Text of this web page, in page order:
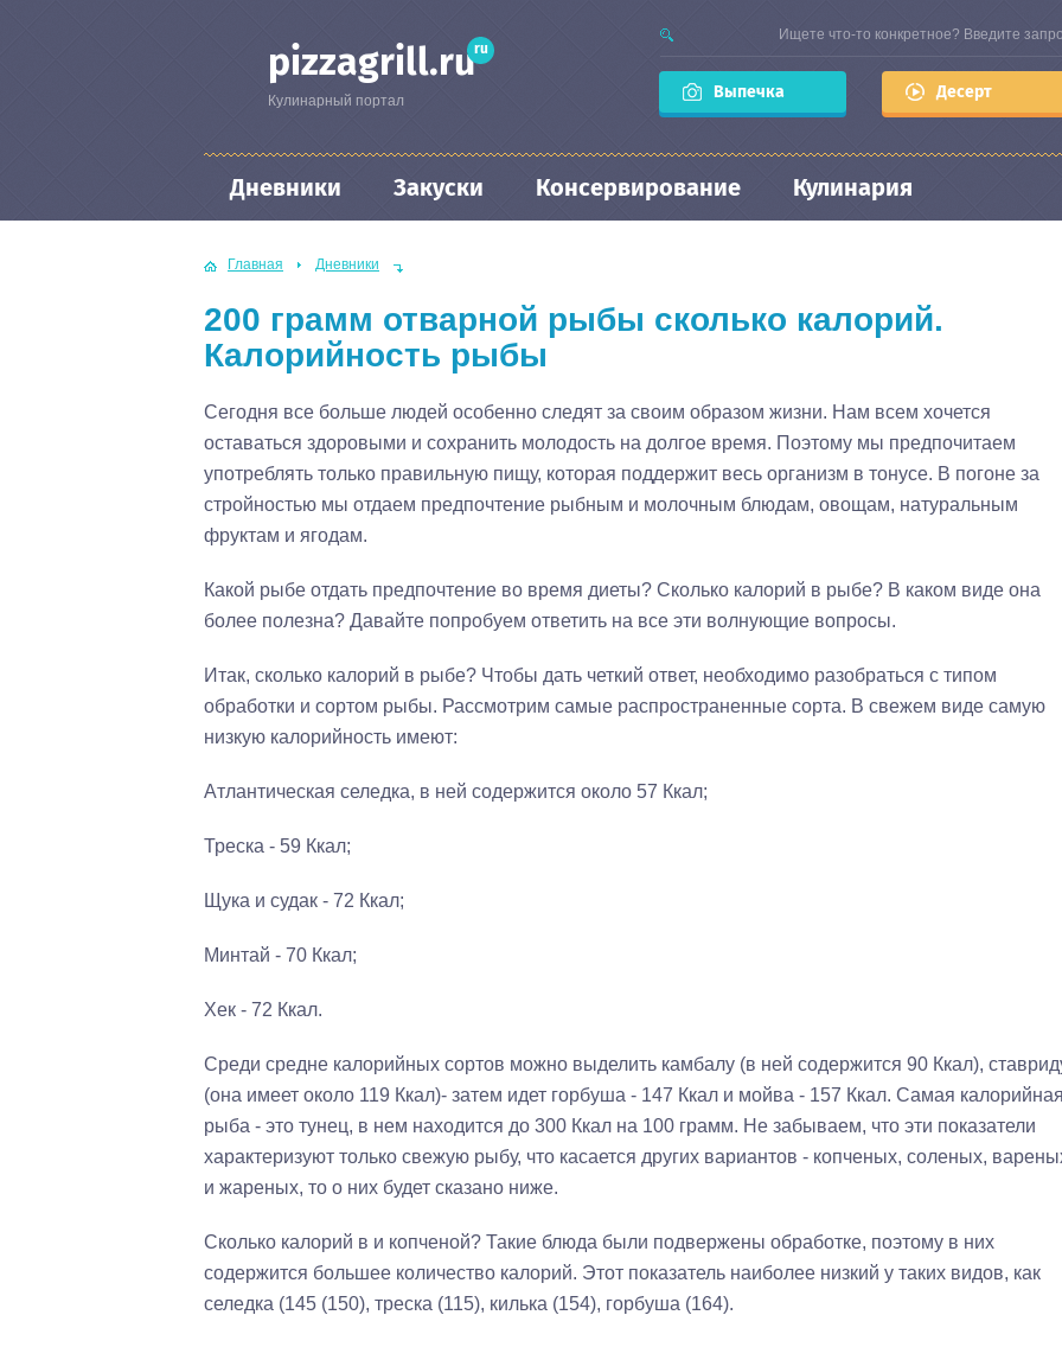
pizzagrill.ruru
Кулинарный портал Выпечка Десерт
Дневники Закуски Консервирование Кулинария
Главная Дневники
200 грамм отварной рыбы сколько калорий.
Калорийность рыбы
Сегодня все больше людей особенно следят за своим образом жизни. Нам всем хочется
оставаться здоровыми и сохранить молодость на долгое время. Поэтому мы предпочитаем
употреблять только правильную пищу, которая поддержит весь организм в тонусе. В погоне за
стройностью мы отдаем предпочтение рыбным и молочным блюдам, овощам, натуральным
фруктам и ягодам.
Какой рыбе отдать предпочтение во время диеты? Сколько калорий в рыбе? В каком виде она
более полезна? Давайте попробуем ответить на все эти волнующие вопросы.
Итак, сколько калорий в рыбе? Чтобы дать четкий ответ, необходимо разобраться с типом
обработки и сортом рыбы. Рассмотрим самые распространенные сорта. В свежем виде самую
низкую калорийность имеют:
Атлантическая селедка, в ней содержится около 57 Ккал;
Треска - 59 Ккал;
Щука и судак - 72 Ккал;
Минтай - 70 Ккал;
Хек - 72 Ккал.
Среди средне калорийных сортов можно выделить камбалу (в ней содержится 90 Ккал),
(она имеет около 119 Ккал)- затем идет горбуша - 147 Ккал и мойва - 157 Ккал. Самая калорийная
рыба - это тунец, в нем находится до 300 Ккал на 100 грамм. Не забываем, что эти показатели
характеризуют только свежую рыбу, что касается других вариантов - копченых, соленых,
и жареных, то о них будет сказано ниже.
Сколько калорий в и копченой? Такие блюда были подвержены обработке, поэтому в них
содержится большее количество калорий. Этот показатель наиболее низкий у таких видов, как
селедка (145 (150), треска (115), килька (154), горбуша (164).